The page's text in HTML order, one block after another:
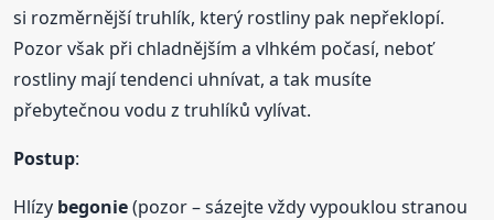
si rozměrnější truhlík, který rostliny pak nepřeklopí.
Pozor však při chladnějším a vlhkém počasí, neboť
rostliny mají tendenci uhnívat, a tak musíte
přebytečnou vodu z truhlíků vylívat.
Postup:
Hlízy begonie(pozor – sázejte vždy vypouklou stranou